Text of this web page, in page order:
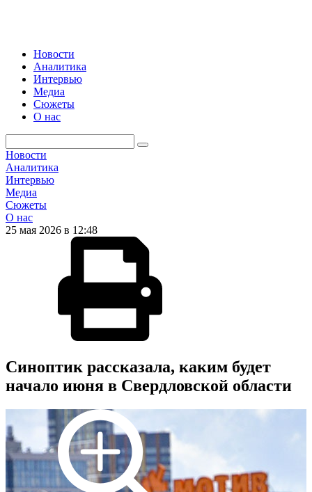
Новости
Аналитика
Интервью
Медиа
Сюжеты
О нас
Новости
Аналитика
Интервью
Медиа
Сюжеты
О нас
25 мая 2026 в 12:48
Синоптик рассказала, каким будет
начало июня в Свердловской области